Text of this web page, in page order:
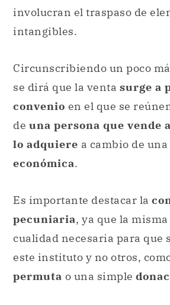
involucran el traspaso de
intangibles.
Circunscribiendo un poco
se dirá que la venta surge a
convenio en el que se
de una persona que vende
lo adquiere a cambio de una
económica.
Es importante destacar la
pecuniaria, ya que la
cualidad necesaria para que
este instituto y no otros,
permuta o una simple